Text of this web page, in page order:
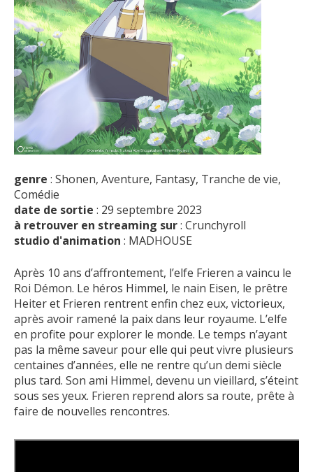
genre : Shonen, Aventure, Fantasy, Tranche de vie,
Comédie
date de sortie : 29 septembre 2023
à retrouver en streaming sur: Crunchyroll
studio d'animation : MADHOUSE
Après 10 ans d’affrontement, l’elfe Frieren a vaincu le
Roi Démon. Le héros Himmel, le nain Eisen, le prêtre
Heiter et Frieren rentrent enfin chez eux, victorieux,
après avoir ramené la paix dans leur royaume. L’elfe
en profite pour explorer le monde. Le temps n’ayant
pas la même saveur pour elle qui peut vivre plusieurs
centaines d’années, elle ne rentre qu’un demi siècle
plus tard. Son ami Himmel, devenu un vieillard, s’éteint
sous ses yeux. Frieren reprend alors sa route, prête à
faire de nouvelles rencontres.